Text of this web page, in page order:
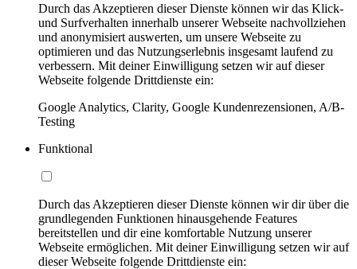
Durch das Akzeptieren dieser Dienste können wir das Klick-
und Surfverhalten innerhalb unserer Webseite nachvollziehen
und anonymisiert auswerten, um unsere Webseite zu
optimieren und das Nutzungserlebnis insgesamt laufend zu
verbessern. Mit deiner Einwilligung setzen wir auf dieser
Webseite folgende Drittdienste ein:
Google Analytics, Clarity, Google Kundenrezensionen, A/B-
Testing
Funktional
Durch das Akzeptieren dieser Dienste können wir dir über die
grundlegenden Funktionen hinausgehende Features
bereitstellen und dir eine komfortable Nutzung unserer
Webseite ermöglichen. Mit deiner Einwilligung setzen wir auf
dieser Webseite folgende Drittdienste ein: